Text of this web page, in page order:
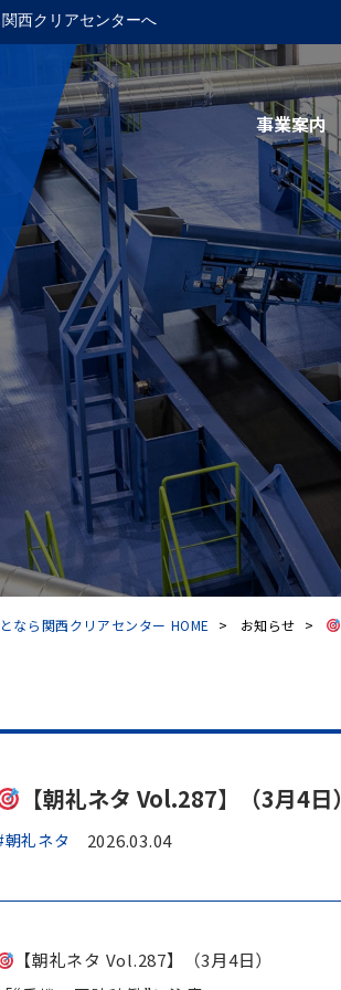
西クリアセンターへ
事業案内
なら関西クリアセンター HOME > お知らせ >
【朝礼ネタ Vol.287】（3月4日）
朝礼ネタ 2026.03.04
【朝礼ネタ Vol.287】（3月4日）